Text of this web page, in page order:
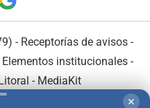
- Receptorías de avisos -
Elementos institucionales-
- MediaKit
✕